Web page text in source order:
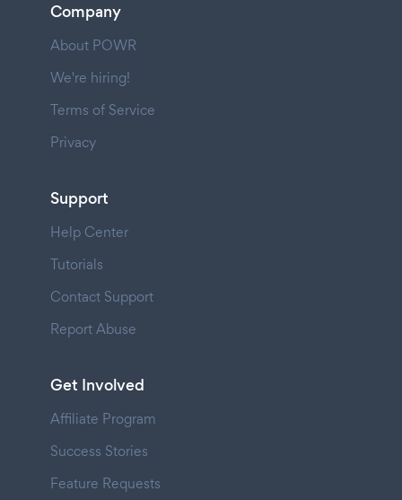
Company
About POWR
We're hiring!
Terms of Service
Privacy
Support
Help Center
Tutorials
Contact Support
Report Abuse
Get Involved
Affiliate Program
Success Stories
Feature Requests